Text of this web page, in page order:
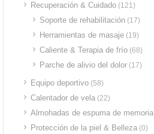
Recuperación & Cuidado (121)
Soporte de rehabilitación (17)
Herramientas de masaje (19)
Caliente & Terapia de frío (68)
Parche de alivio del dolor (17)
Equipo deportivo (58)
Calentador de vela (22)
Almohadas de espuma de memoria
Protección de la piel & Belleza (0)